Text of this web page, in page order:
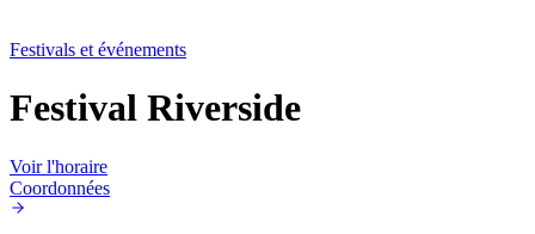
Festivals et événements
Festival Riverside
Voir l'horaire
Coordonnées